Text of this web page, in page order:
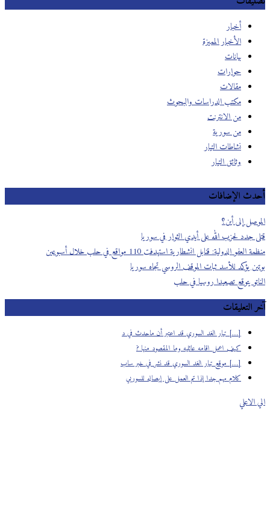
أخبار
الأخبار المميزة
بيانات
حوارات
مقالات
مكتب الدراسات والبحوث
من الانترنت
من سورية
نشاطات التيار
وثائق التيار
أحدث الإضافات
الموصل إلى أين؟
قتلى جدد لحزب الله على أيدي الثوار في سوريا
منظمة العفو الدولية: قنابل انشطارية استهدفت 110 مواقع في حلب خلال أسبوعين
بوتين يؤكد للأسد ثبات الموقف الروسي تجاه سوريا
الناتو يتوقع تصعيدا روسيا في حلب
آخر التعليقات
[…] تيار الغد السوري قد اعتبر أن ماحدث في د
كيف اعمل اقامه عائليه وما المقصود منها ?
[…] موقع تيار الغد السوري قد نشر في خبر ساب
كلام مهم جدا إذا تم العمل على إيصاله للسوريي
الي الاعلي